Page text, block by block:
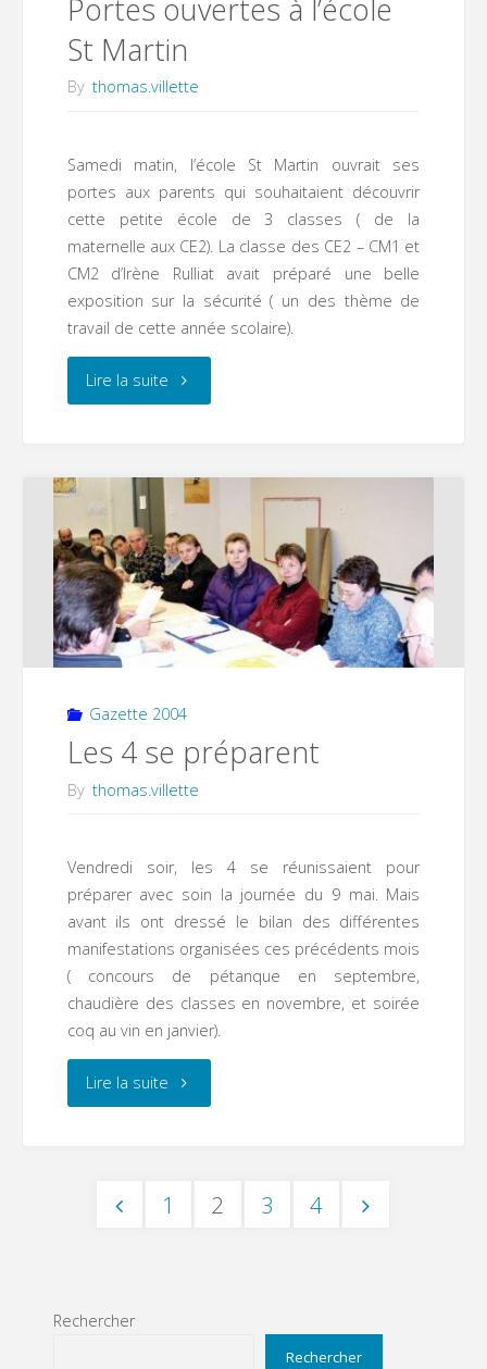
Portes ouvertes à l’école
St Martin
By thomas.villette
Samedi matin, l’école St Martin ouvrait ses
portes aux parents qui souhaitaient découvrir
cette petite école de 3 classes ( de la
maternelle aux CE2). La classe des CE2 – CM1 et
CM2 d’Irène Rulliat avait préparé une belle
exposition sur la sécurité ( un des thème de
travail de cette année scolaire).
Lire la suite"Portes
à
St
Martin"
Gazette 2004
Les 4 se préparent
By thomas.villette
Vendredi soir, les 4 se réunissaient pour
préparer avec soin la journée du 9 mai. Mais
avant ils ont dressé le bilan des différentes
manifestations organisées ces précédents mois
( concours de pétanque en septembre,
chaudière des classes en novembre, et soirée
coq au vin en janvier).
Lire la suite"Les
des
1 2 3 4
Rechercher
Rechercher